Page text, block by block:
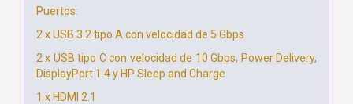
Puertos:
2 x USB 3.2 tipo A con velocidad de 5 Gbps
2 x USB tipo C con velocidad de 10 Gbps, Power Delivery,
DisplayPort 1.4 y HP Sleep and Charge
1 x HDMI 2.1